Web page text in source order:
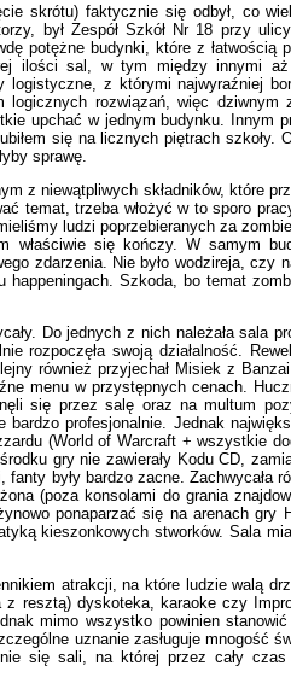
skrótu) faktycznie się odbył, co
był Zespół Szkół Nr 18 przy
potężne budynki, które z łatwością
ilości sal, w tym między innymi
z którymi najwyraźniej
rozwiązań, więc dziwnym
upchać w jednym budynku. Innym
się na licznych piętrach szkoły.
sprawę.
z niewątpliwych składników, które
temat, trzeba włożyć w to sporo
ludzi poprzebieranych za
właściwie się kończy. W samym
zdarzenia. Nie było wodzireja, czy
happeningach. Szkoda, bo temat
Do jednych z nich należała sala
rozpoczęła swoją działalność.
również przyjechał Misiek z
menu w przystępnych cenach.
się przez salę oraz na multum
profesjonalnie. Jednak
(World of Warcraft + wszystkie
gry nie zawierały Kodu CD,
były bardzo zacne. Zachwycała
(poza konsolami do grania
ponaparzać się na arenach gry
kieszonkowych stworków. Sala
atrakcji, na które ludzie walą
resztą) dyskoteka, karaoke czy
mimo wszystko powinien
uznanie zasługuje mnogość
się sali, na której przez cały